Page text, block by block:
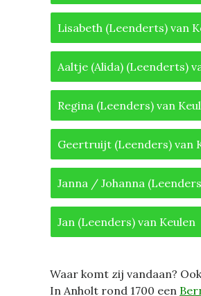
Lisabeth (Leenderts) van
Aaltje (Alida) (Leenderts)
Regina (Leenders) van
Geertruijt (Leenders) van
Janna / Johanna
Jan (Leenders) van Keulen
Waar komt zij vandaan?
In Anholt rond 1700 een